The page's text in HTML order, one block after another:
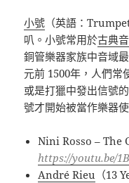
小號 （英語：
叭。小號常用於古典
銅管樂器家族中音域
元前 1500年，人們常
或是打獵中發出信號
號才開始被當作樂器使
Nini Rosso – The
https://youtu.be/
André Rieu （13